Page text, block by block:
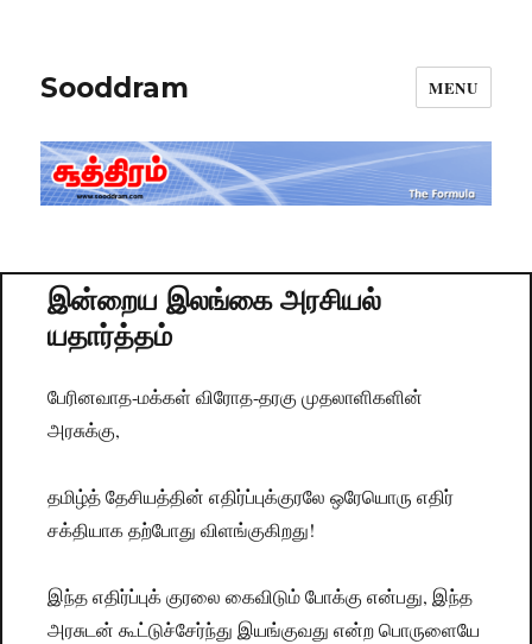
Sooddram MENU
இன்றைய இலங்கை அரசியல்
யதார்த்தம்
பேரினவாத-மக்கள் விரோத-தரகு முதலாளிகளின்
அரசுக்கு,
தமிழ்த் தேசியத்தின் எதிர்ப்புக்குரலே ஒரேயொரு எதிர்
சக்தியாக தற்போது விளங்குகிறது!
இந்த எதிர்ப்புக் குரலை கைவிடும் போக்கு என்பது, இந்த
அரசுடன் கூட்டுச்சேர்ந்து இயங்குவது என்ற பொருளையே